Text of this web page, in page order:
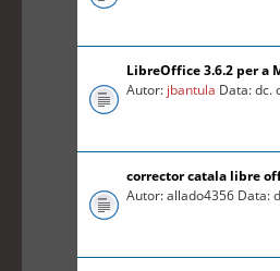
LibreOffice 3.6.2 per a
Autor: jbantula Data: dc.
corrector catala libre
Autor: allado4356 Data: